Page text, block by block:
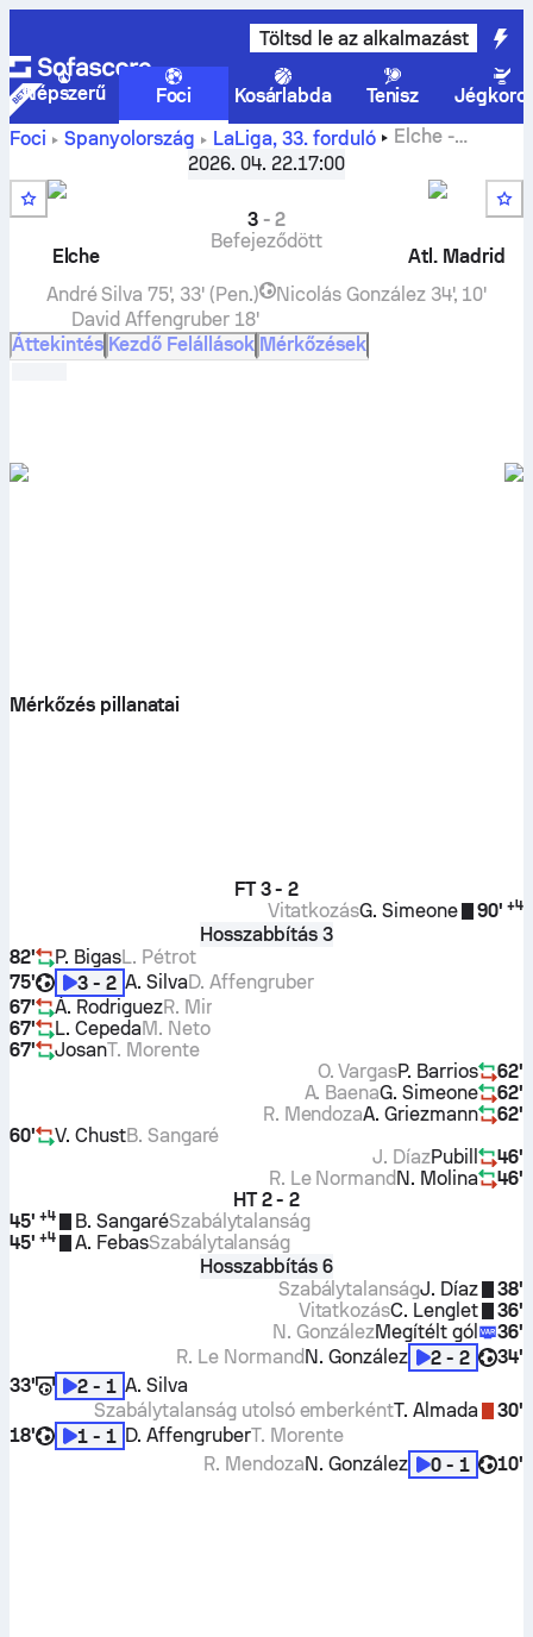
Töltsd le az alkalmazást
Népszerű Foci Kosárlabda Tenisz
Foci
Spanyolország LaLiga, 33. forduló Elche-
élő eredmények, H2H eredmények,
egymás elleni eredmények, előrejelzések
2026. 04. 22.17:00
Elche
3-2
Befejeződött
Atl. Madrid
André Silva 75', 33' (Pen.)
David Affengruber 18'
Nicolás González 34', 10'
Áttekintés Kezdő Felállások Mérkőzések
Mérkőzés pillanatai
FT 3 - 2
90' +4
G. Simeone
Vitatkozás
Hosszabbítás 3
82'
P. BigasL. Pétrot
75'
3 - 2 A. SilvaD. Affengruber
67'
Á. RodriguezR. Mir
67'
L. CepedaM. Neto
67'
JosanT. Morente
62'
P. Barrios
O. Vargas
62'
G. Simeone
A. Baena
62'
A. Griezmann
R. Mendoza
60'
V. ChustB. Sangaré
46'
Pubill
J. Díaz
46'
N. Molina
R. Le Normand
HT 2 - 2
45' +4 B. SangaréSzabálytalanság
45' +4 A. FebasSzabálytalanság
Hosszabbítás 6
38'
J. Díaz
Szabálytalanság
36'
C. Lenglet
Vitatkozás
36'
Megítélt gól
N. González
34'
2 - 2
N. González
R. Le Normand
33'
2 - 1 A. Silva
30'
T. Almada
Szabálytalanság utolsó emberként
18'
1 - 1 D. AffengruberT. Morente
10'
0 - 1
N. González
R. Mendoza